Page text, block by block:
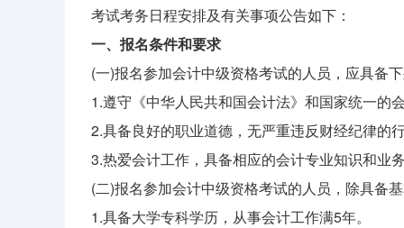
考试考务日程安排及有关事项公告如下：
一、报名条件和要求
(一)报名参加会计中级资格考试的人员，应具备下
1.遵守《中华人民共和国会计法》和国家统一的
2.具备良好的职业道德，无严重违反财经纪律的行
3.热爱会计工作，具备相应的会计专业知识和业务
(二)报名参加会计中级资格考试的人员，除具备
1.具备大学专科学历，从事会计工作满5年。